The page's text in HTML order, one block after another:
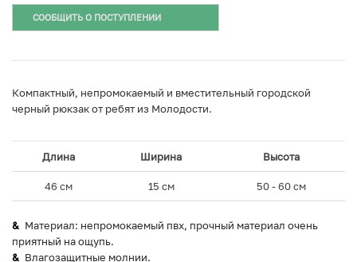
СООБЩИТЬ О ПОСТУПЛЕНИИ
Компактный, непромокаемый и вместительный городской
черный рюкзак от ребят из Молодости.
Длина Ширина Высота
46 см 15 см 50 - 60 см
Материал: непромокаемый пвх, прочный материал очень
приятный на ощупь.
Влагозащитные молнии.